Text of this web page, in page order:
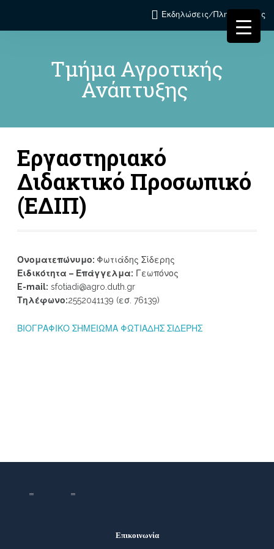
Εκδηλώσεις/Πληροφορίες
Τμήμα Αγροτικής
Ανάπτυξης
Εργαστηριακό
Διδακτικό Προσωπικό
(ΕΔΙΠ)
Ονοματεπώνυμο: Φωτιάδης Σίδερης
Ειδικότητα – Επάγγελμα: Γεωπόνος
E-mail: sfotiadi@agro.duth.gr
Τηλέφωνο:2552041139 (εσ. 76139)
ΒΙΟΓΡΑΦΙΚΟ ΣΗΜΕΙΩΜΑ ΦΩΤΙΑΔΗΣ ΣΙΔΕΡΗΣ
Επικοινωνία